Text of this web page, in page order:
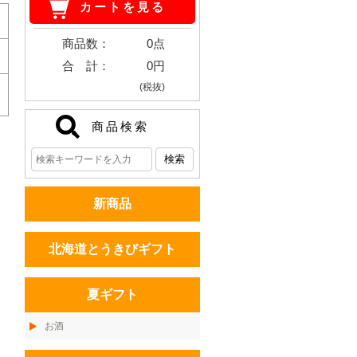
カートを見る
商品数：
0点
合 計：
0円
(税抜)
商品検索
新商品
北海道とうきびギフト
夏ギフト
お酒